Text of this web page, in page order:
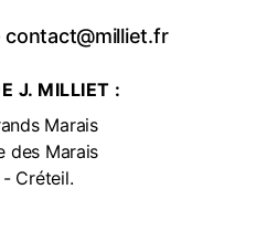
contact@milliet.fr
J. MILLIET :
Marais
des Marais
Créteil.